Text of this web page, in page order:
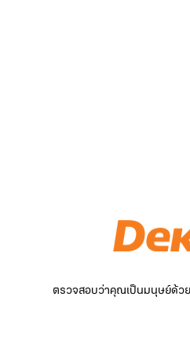
ตรวจสอบว่าคุณเป็นมนุษย์ด้วย